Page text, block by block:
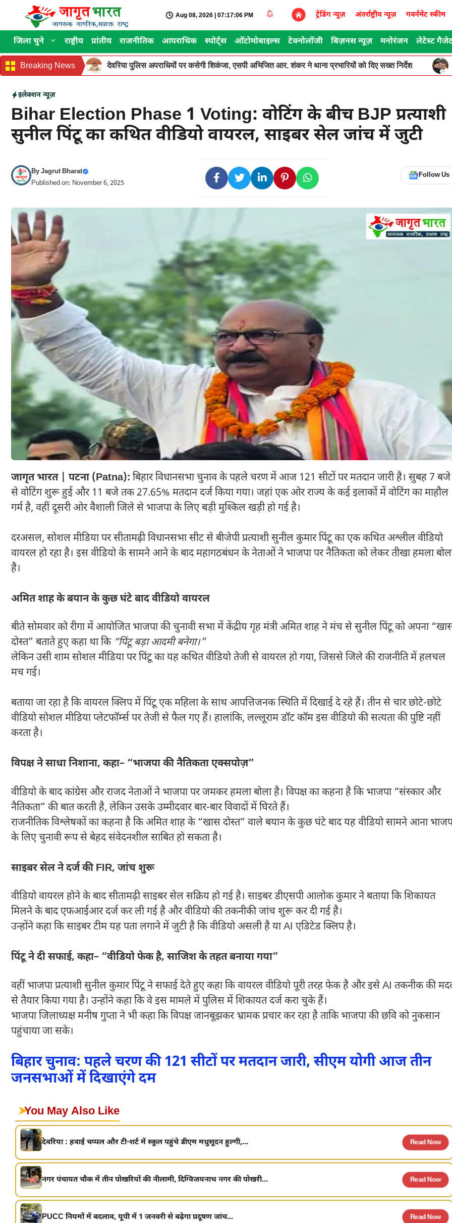
content
Aug 08, 2026 | 07:17:06 PM ट्रेंडिंग न्यूज़ अंतर्राष्ट्रीय न्यूज़ गवर्नमेंट स्कीम
जिला चुने राष्ट्रीय प्रांतीय राजनीतिक आपराधिक स्पोर्ट्स ऑटोमोबाइल्स टेक्नोलॉजी बिज़नस न्यूज़ मनोरंजन लेटेस्ट
Breaking News देवरिया पुलिस अपराधियों पर कसेगी शिकंजा, एसपी अभिजित आर. शंकर ने थाना प्रभारियों को दिए सख्त निर्देश
इलेक्शन न्यूज़
Bihar Election Phase 1 Voting: वोटिंग के बीच BJP प्रत्याशी
सुनील पिंटू का कथित वीडियो वायरल, साइबर सेल जांच में जुटी
ByJagrut Bharat
Published on: November 6, 2025
Follow Us
जागृत भारत | पटना (Patna): बिहार विधानसभा चुनाव के पहले चरण में आज 121 सीटों पर मतदान जारी है। सुबह 7 बजे
से वोटिंग शुरू हुई और 11 बजे तक 27.65% मतदान दर्ज किया गया। जहां एक ओर राज्य के कई इलाकों में वोटिंग का माहौल
गर्म है, वहीं दूसरी ओर वैशाली जिले से भाजपा के लिए बड़ी मुश्किल खड़ी हो गई है।
दरअसल, सोशल मीडिया पर सीतामढ़ी विधानसभा सीट से बीजेपी प्रत्याशी सुनील कुमार पिंटू का एक कथित अश्लील वीडियो
वायरल हो रहा है। इस वीडियो के सामने आने के बाद महागठबंधन के नेताओं ने भाजपा पर नैतिकता को लेकर तीखा हमला
है।
अमित शाह के बयान के कुछ घंटे बाद वीडियो वायरल
बीते सोमवार को रीगा में आयोजित भाजपा की चुनावी सभा में केंद्रीय गृह मंत्री अमित शाह ने मंच से सुनील पिंटू को अपना
दोस्त” बताते हुए कहा था कि “पिंटू बड़ा आदमी बनेगा।”
लेकिन उसी शाम सोशल मीडिया पर पिंटू का यह कथित वीडियो तेजी से वायरल हो गया, जिससे जिले की राजनीति में हलचल
मच गई।
बताया जा रहा है कि वायरल क्लिप में पिंटू एक महिला के साथ आपत्तिजनक स्थिति में दिखाई दे रहे हैं। तीन से चार छोटे-छोटे
वीडियो सोशल मीडिया प्लेटफॉर्म्स पर तेजी से फैल गए हैं। हालांकि, लल्लूराम डॉट कॉम इस वीडियो की सत्यता की पुष्टि नहीं
करता है।
विपक्ष ने साधा निशाना, कहा– “भाजपा की नैतिकता एक्सपोज़”
वीडियो के बाद कांग्रेस और राजद नेताओं ने भाजपा पर जमकर हमला बोला है। विपक्ष का कहना है कि भाजपा “संस्कार और
नैतिकता” की बात करती है, लेकिन उसके उम्मीदवार बार-बार विवादों में घिरते हैं।
राजनीतिक विश्लेषकों का कहना है कि अमित शाह के “खास दोस्त” वाले बयान के कुछ घंटे बाद यह वीडियो सामने आना
के लिए चुनावी रूप से बेहद संवेदनशील साबित हो सकता है।
साइबर सेल ने दर्ज की FIR, जांच शुरू
वीडियो वायरल होने के बाद सीतामढ़ी साइबर सेल सक्रिय हो गई है। साइबर डीएसपी आलोक कुमार ने बताया कि शिकायत
मिलने के बाद एफआईआर दर्ज कर ली गई है और वीडियो की तकनीकी जांच शुरू कर दी गई है।
उन्होंने कहा कि साइबर टीम यह पता लगाने में जुटी है कि वीडियो असली है या AI एडिटेड क्लिप है।
पिंटू ने दी सफाई, कहा– “वीडियो फेक है, साजिश के तहत बनाया गया”
वहीं भाजपा प्रत्याशी सुनील कुमार पिंटू ने सफाई देते हुए कहा कि वायरल वीडियो पूरी तरह फेक है और इसे AI तकनीक की
से तैयार किया गया है। उन्होंने कहा कि वे इस मामले में पुलिस में शिकायत दर्ज करा चुके हैं।
भाजपा जिलाध्यक्ष मनीष गुप्ता ने भी कहा कि विपक्ष जानबूझकर भ्रामक प्रचार कर रहा है ताकि भाजपा की छवि को नुकसान
पहुंचाया जा सके।
बिहार चुनाव: पहले चरण की 121 सीटों पर मतदान जारी, सीएम योगी आज तीन
जनसभाओं में दिखाएंगे दम
➤You May Also Like
देवरिया : हवाई चप्पल और टी-शर्ट में स्कूल पहुंचे डीएम मधुसूदन हुल्गी,... Read Now
नगर पंचायत चौक में तीन पोखरियों की नीलामी, दिग्विजयनाथ नगर की पोखरी... Read Now
PUCC नियमों में बदलाव, यूपी में 1 जनवरी से बढ़ेगा प्रदूषण जांच... Read Now